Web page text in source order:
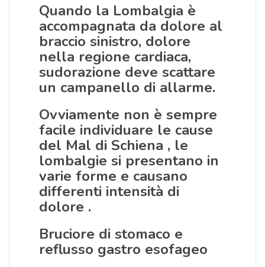
Quando la Lombalgia è
accompagnata da dolore al
braccio sinistro, dolore
nella regione cardiaca,
sudorazione deve scattare
un campanello di allarme.
Ovviamente non è sempre
facile individuare le cause
del Mal di Schiena , le
lombalgie si presentano in
varie forme e causano
differenti intensità di
dolore .
Bruciore di stomaco e
reflusso gastro esofageo